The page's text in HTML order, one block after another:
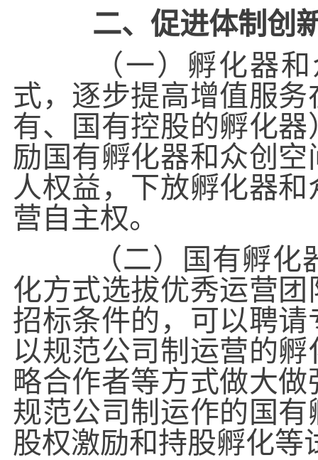
二、促进体制创
（一）孵化器和
式，逐步提高增值服
有、国有控股的孵化
励国有孵化器和众创
人权益，下放孵化器
营自主权。
（二）国有孵化器
化方式选拔优秀运营
招标条件的，可以聘
以规范公司制运营的
略合作者等方式做大
规范公司制运作的国
股权激励和持股孵化等